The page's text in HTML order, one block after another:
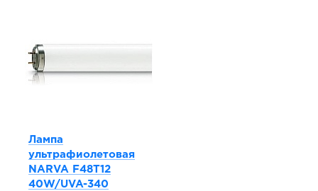
Лампа
ультрафиолетовая
NARVA F48T12
40W/UVA-340